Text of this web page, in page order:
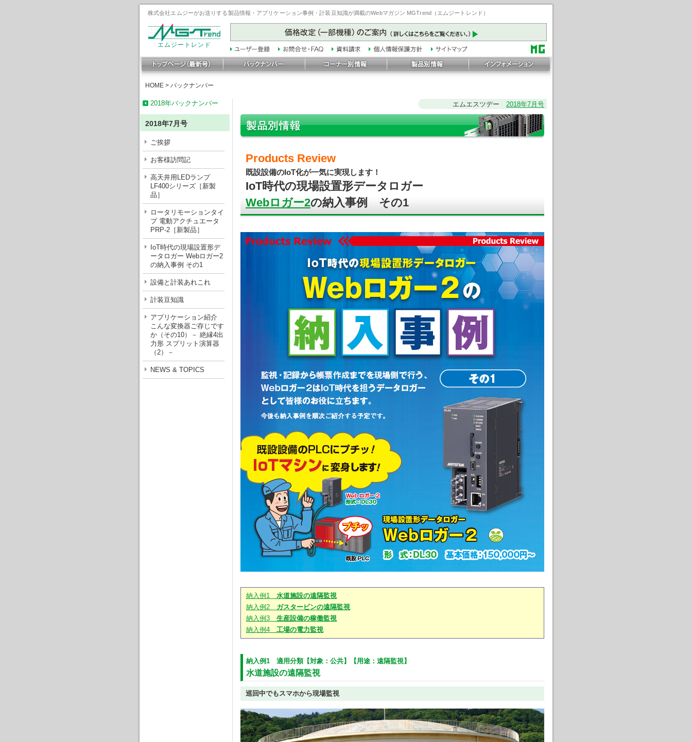
株式会社エムジーがお送りする製品情報・アプリケーション事例・計装豆知識が満載のWebマガジン MGTrend（エムジートレンド）
エムジートレンド
HOME > バックナンバー
2018年バックナンバー
2018年7月号
ご挨拶
お客様訪問記
高天井用LEDランプ
LF400シリーズ［新製
品］
ロータリモーションタイ
プ 電動アクチュエータ
PRP-2［新製品］
IoT時代の現場設置形デ
ータロガー Webロガー2
の納入事例 その1
設備と計装あれこれ
計装豆知識
アプリケーション紹介
こんな変換器ご存じです
か（その10）－ 絶縁4出
力形 スプリット演算器
（2）－
NEWS & TOPICS
エムエスツデー 2018年7月号
Products Review
既設設備のIoT化が一気に実現します！
IoT時代の現場設置形データロガー
Webロガー2の納入事例 その1
納入例1 水道施設の遠隔監視
納入例2 ガスタービンの遠隔監視
納入例3 生産設備の稼働監視
納入例4 工場の電力監視
納入例1 適用分類【対象：公共】【用途：遠隔監視】
水道施設の遠隔監視
巡回中でもスマホから現場監視